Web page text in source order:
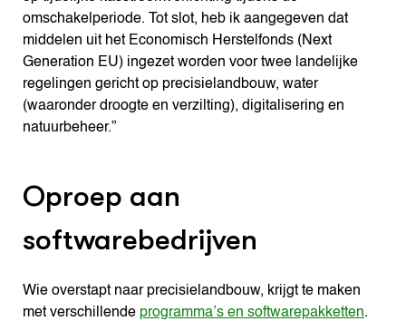
omschakelperiode. Tot slot, heb ik aangegeven dat
middelen uit het Economisch Herstelfonds (Next
Generation EU) ingezet worden voor twee landelijke
regelingen gericht op precisielandbouw, water
(waaronder droogte en verzilting), digitalisering en
natuurbeheer.”
Oproep aan
softwarebedrijven
Wie overstapt naar precisielandbouw, krijgt te maken
met verschillende programma’s en softwarepakketten.